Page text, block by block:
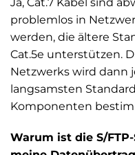
problemlos in
werden, die ältere
Cat.5e unterstützen.
Netzwerks wird dann
langsamsten
Komponenten
Warum ist die S/